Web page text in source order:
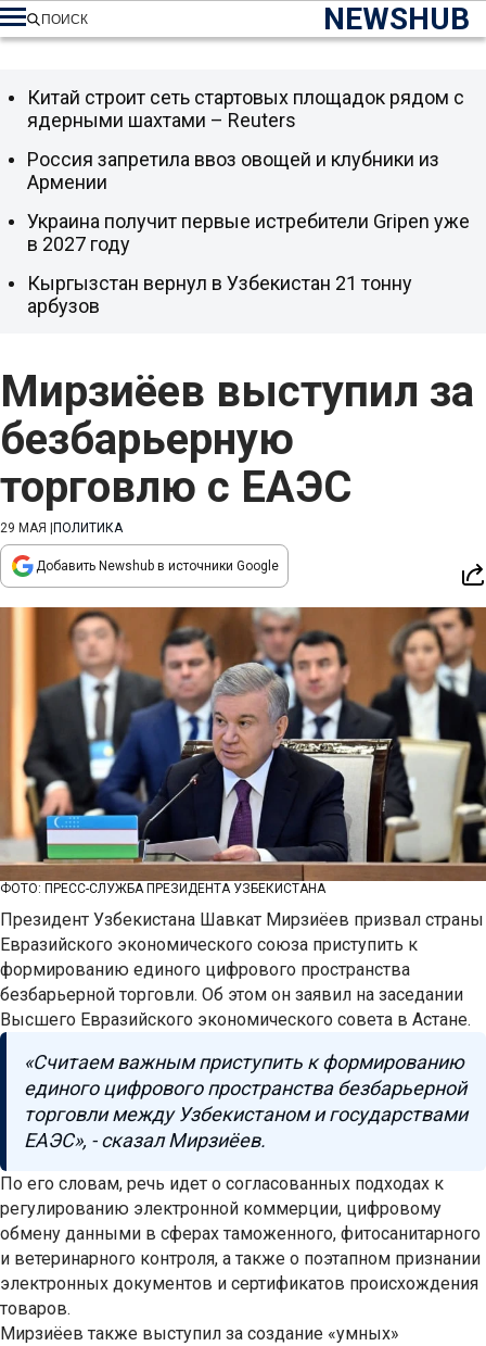
NEWSHUB
ПОИСК
Мирзиёев выступил за
безбарьерную
торговлю с ЕАЭС
29 МАЯ ПОЛИТИКА
Добавить Newshub в источники Google
ФОТО: ПРЕСС-СЛУЖБА ПРЕЗИДЕНТА УЗБЕКИСТАНА
Президент Узбекистана Шавкат Мирзиёев призвал страны
Евразийского экономического союза приступить к
формированию единого цифрового пространства
безбарьерной торговли. Об этом он заявил на заседании
Высшего Евразийского экономического совета в Астане.
«Считаем важным приступить к формированию
единого цифрового пространства безбарьерной
торговли между Узбекистаном и государствами
ЕАЭС», - сказал Мирзиёев.
По его словам, речь идет о согласованных подходах к
регулированию электронной коммерции, цифровому
обмену данными в сферах таможенного, фитосанитарного
и ветеринарного контроля, а также о поэтапном признании
электронных документов и сертификатов происхождения
товаров.
Мирзиёев также выступил за создание «умных»
Китай строит сеть стартовых площадок рядом с
ядерными шахтами – Reuters
Россия запретила ввоз овощей и клубники из
Армении
Украина получит первые истребители Gripen уже
в 2027 году
Кыргызстан вернул в Узбекистан 21 тонну
арбузов